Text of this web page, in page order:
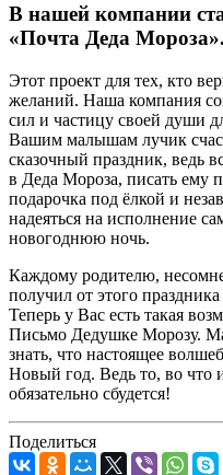
В нашей компании
«Почта Деда Мороза».
Этот проект для тех, кто
желаний. Наша компания
сил и частицу своей души
Вашим малышам лучик
сказочный праздник, ведь
в Деда Мороза, писать ему
подарочка под ёлкой и
надеяться на исполнение
новогоднюю ночь.
Каждому родителю,
получил от этого
Теперь у Вас есть такая
Письмо Дедушке Морозу.
знать, что настоящее
Новый год. Ведь то, во что
обязательно сбудется!
Поделиться